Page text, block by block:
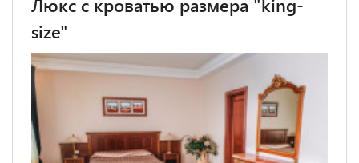
Люкс с кроватью размера "king-
size"